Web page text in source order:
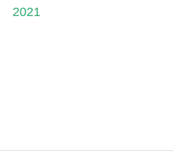
2021